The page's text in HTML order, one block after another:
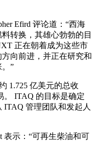
Efird 评论道：“西海
转换，其雄心勃勃的目
正在朝着成为这些市
向前进，并正在研究和
”
1.725 亿美元的总收
。 ITAQ 的目标是确定
管理团队和发起人
表示：“可再生柴油和可